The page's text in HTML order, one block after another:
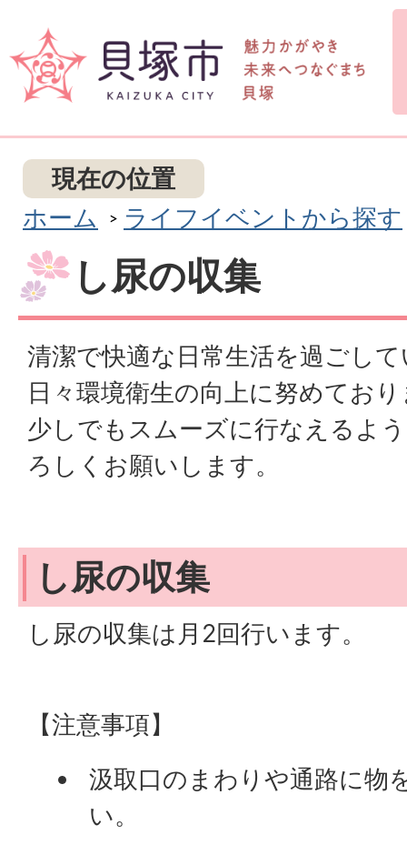
現在の位置
ホーム
ライフイベントから探す
し尿の収集
清潔で快適な日常生活を過ごし
日々環境衛生の向上に努めてお
少しでもスムーズに行なえるよ
ろしくお願いします。
し尿の収集
し尿の収集は月2回行います。
【注意事項】
汲取口のまわりや通路に物
い。